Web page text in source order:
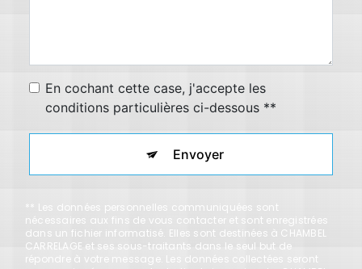
En cochant cette case, j'accepte les
conditions particulières ci-dessous **
Envoyer
** Les données personnelles communiquées sont
nécessaires aux fins de vous contacter et sont enregistrées
dans un fichier informatisé. Elles sont destinées à CHAMBEL
CARRELAGE et ses sous-traitants dans le seul but de
répondre à votre message. Les données collectées seront